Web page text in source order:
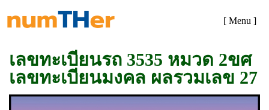
[ Menu ]
เลขทะเบียนรถ 3535 หมวด 2ขศ
เลขทะเบียนมงคล ผลรวมเลข 27